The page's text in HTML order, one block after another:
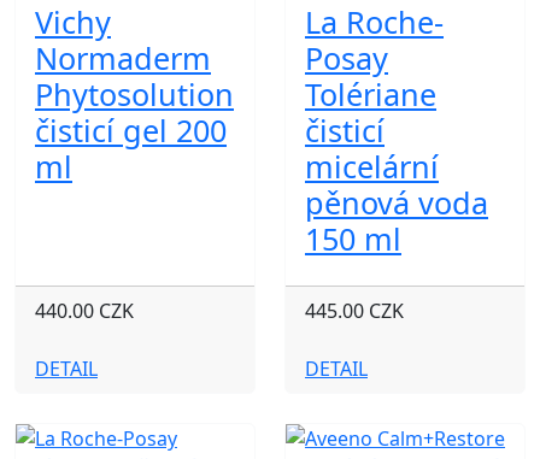
Vichy
Normaderm
Phytosolution
čisticí gel 200
ml
440.00 CZK
DETAIL
La Roche-
Posay
Tolériane
čisticí
micelární
pěnová voda
150 ml
445.00 CZK
DETAIL